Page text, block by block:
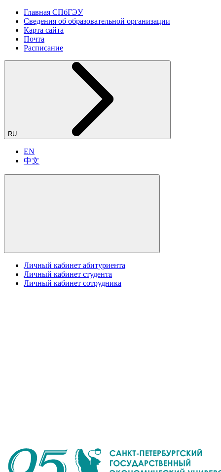
Главная СПбГЭУ
Сведения об образовательной организации
Карта сайта
Почта
Расписание
RU
EN
中文
Личный кабинет абитуриента
Личный кабинет студента
Личный кабинет сотрудника